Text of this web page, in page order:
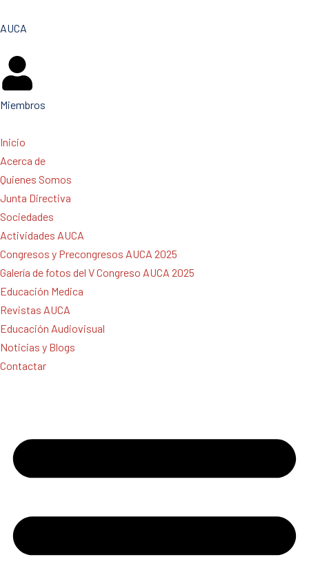
AUCA
Miembros
Inicio
Acerca de
Quienes Somos
Junta Directiva
Sociedades
Actividades AUCA
Congresos y Precongresos AUCA 2025
Galería de fotos del V Congreso AUCA 2025
Educación Medica
Revistas AUCA
Educación Audiovisual
Noticias y Blogs
Contactar